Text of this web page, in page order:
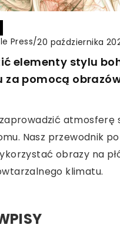
Press/20 października
elementy stylu
za pomocą
atmosferę
Nasz przewodnik
obrazy na
klimatu.